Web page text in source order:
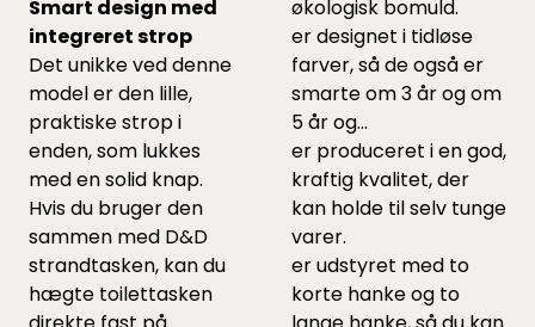
Smart design med
integreret strop
Det unikke ved denne
model er den lille,
praktiske strop i
enden, som lukkes
med en solid knap.
Hvis du bruger den
sammen med D&D
strandtasken, kan du
hægte toilettasken
økologisk bomuld.
er designet i tidløse
farver, så de også er
smarte om 3 år og om
5 år og...
er produceret i en god,
kraftig kvalitet, der
kan holde til selv tunge
varer.
er udstyret med to
korte hanke og to